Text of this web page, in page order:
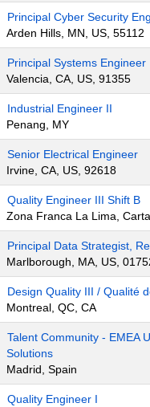
Principal Cyber Security
Arden Hills, MN, US, 55112
Principal Systems Engineer
Valencia, CA, US, 91355
Industrial Engineer II
Penang, MY
Senior Electrical Engineer
Irvine, CA, US, 92618
Quality Engineer III Shift B
Zona Franca La Lima,
Principal Data Strategist,
Marlborough, MA, US,
Design Quality III / Qualité
Montreal, QC, CA
Talent Community - EMEA
Solutions
Madrid, Spain
Quality Engineer I